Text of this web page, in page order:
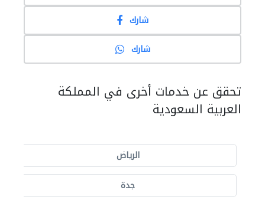
شارك
شارك
تحقق عن خدمات أخرى في المملكة
العربية السعودية
الرياض
جدة